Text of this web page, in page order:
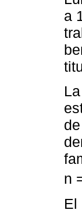
a
n
El